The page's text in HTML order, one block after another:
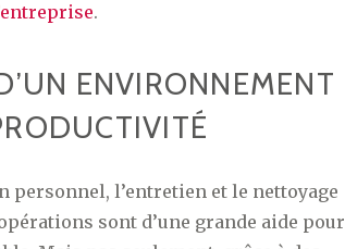
.
ENVIRONNEMENT
personnel, l’entretien et le nettoyage
sont d’une grande aide pour